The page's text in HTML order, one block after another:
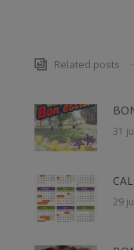
Related posts
31
29